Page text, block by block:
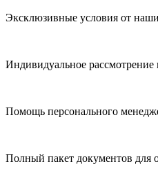
Эксклюзивные условия от
Индивидуальное рассмотрение
Помощь персонального
Полный пакет документов для